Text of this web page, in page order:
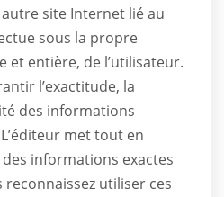
site Internet lié au
sous la propre
et entière, de l’utilisateur.
l’exactitude, la
des informations
met tout en
informations exactes
reconnaissez utiliser ces